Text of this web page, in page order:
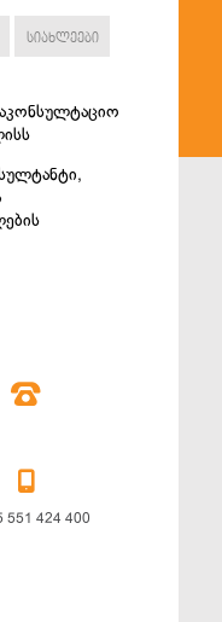
სიახლეები


551 424 400